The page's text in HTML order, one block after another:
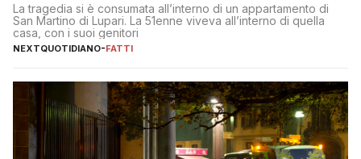
La tragedia si è consumata all’interno di un appartamento di
San Martino di Lupari. La 51enne viveva all’interno di quella
casa, con i suoi genitori
NEXTQUOTIDIANO-FATTI